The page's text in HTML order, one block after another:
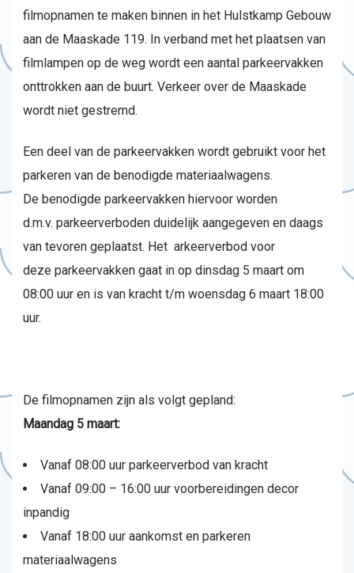
filmopnamen te maken binnen in het Hulstkamp Gebouw
aan de Maaskade 119. In verband met het plaatsen van
filmlampen op de weg wordt een aantal parkeervakken
onttrokken aan de buurt. Verkeer over de Maaskade
wordt niet gestremd.
Een deel van de parkeervakken wordt gebruikt voor het
parkeren van de benodigde materiaalwagens.
De benodigde parkeervakken hiervoor worden
d.m.v. parkeerverboden duidelijk aangegeven en daags
van tevoren geplaatst. Het arkeerverbod voor
deze parkeervakken gaat in op dinsdag 5 maart om
08:00 uur en is van kracht t/m woensdag 6 maart 18:00
uur.
De filmopnamen zijn als volgt gepland:
Maandag 5 maart:
Vanaf 08:00 uur parkeerverbod van kracht
Vanaf 09:00 – 16:00 uur voorbereidingen decor
inpandig
Vanaf 18:00 uur aankomst en parkeren
materiaalwagens